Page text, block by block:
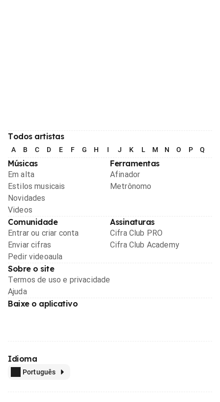
Todos artistas
A B C D E F G H I J K L M N O P Q
Músicas
Em alta
Estilos musicais
Novidades
Videos
Ferramentas
Afinador
Metrônomo
Comunidade
Entrar ou criar conta
Enviar cifras
Pedir videoaula
Assinaturas
Cifra Club PRO
Cifra Club Academy
Sobre o site
Termos de uso e privacidade
Ajuda
Baixe o aplicativo
Idioma
Português